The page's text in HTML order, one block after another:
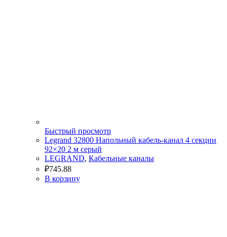
Быстрый просмотр
Legrand 32800 Напольный кабель-канал 4 секции
92×20 2 м серый
LEGRAND, Кабельные каналы
₽745.88
В корзину